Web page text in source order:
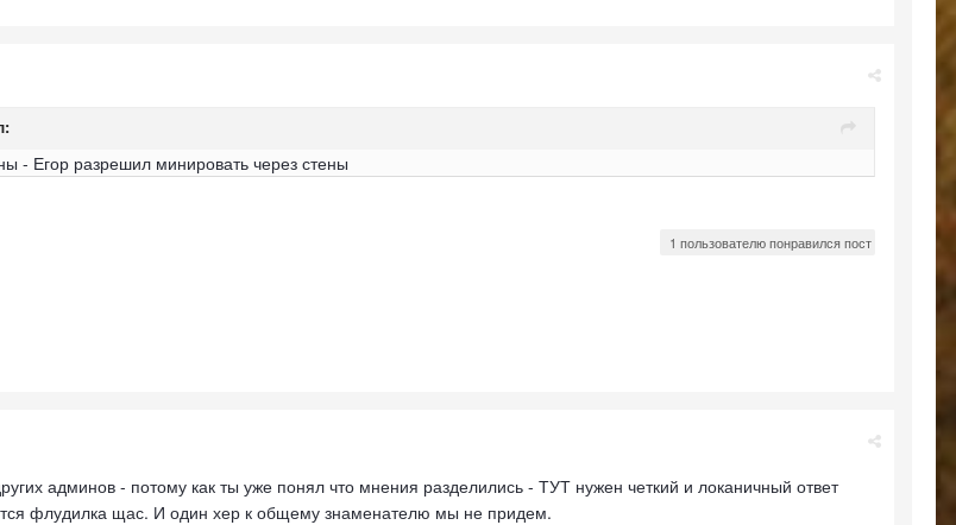
- Егор разрешил минировать через стены
1 пользователю понравился пост
админов - потому как ты уже понял что мнения разделились - ТУТ нужен четкий и локаничный ответ
флудилка щас. И один хер к общему знаменателю мы не придем.